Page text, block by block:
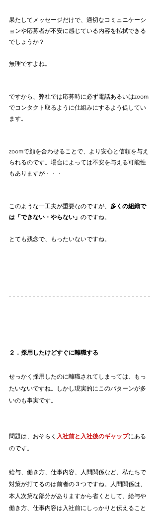
果たしてメッセージだけで、適切なコミュニケーシ
ョンや応募者が不安に感じている内容を払拭できる
でしょうか？
無理ですよね。
ですから、弊社では応募時に必ず電話あるいはzoom
でコンタクト取るように仕組みにするよう促してい
ます。
zoomで顔を合わせることで、より安心と信頼を与え
られるのです。場合によっては不安を与える可能性
もありますが・・・
このような一工夫が重要なのですが、 多くの組織で
は「できない・やらない」 のですね。
とても残念で、もったいないですね。
２．採用したけどすぐに離職する
せっかく採用したのに離職されてしまっては、もっ
たいないですね。しかし現実的にこのパターンが多
いのも事実です。
問題は、おそらく 入社前と入社後のギャップにある
のです。
給与、働き方、仕事内容、人間関係など、私たちで
対策が打てるのは前者の３つですね。人間関係は、
本人次第な部分がありますから省くとして、給与や
働き方、仕事内容は入社前にしっかりと伝えること